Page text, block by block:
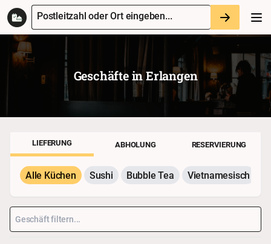
Postleitzahl oder Ort eingeben...
Geschäfte inErlangen
LIEFERUNG ABHOLUNG RESERVIERUNG
Alle Küchen Sushi Bubble Tea Vietnamesisch